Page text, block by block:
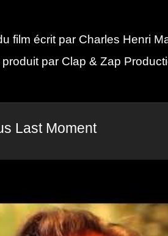
film écrit par Charles Henri
par Clap & Zap
Last Moment